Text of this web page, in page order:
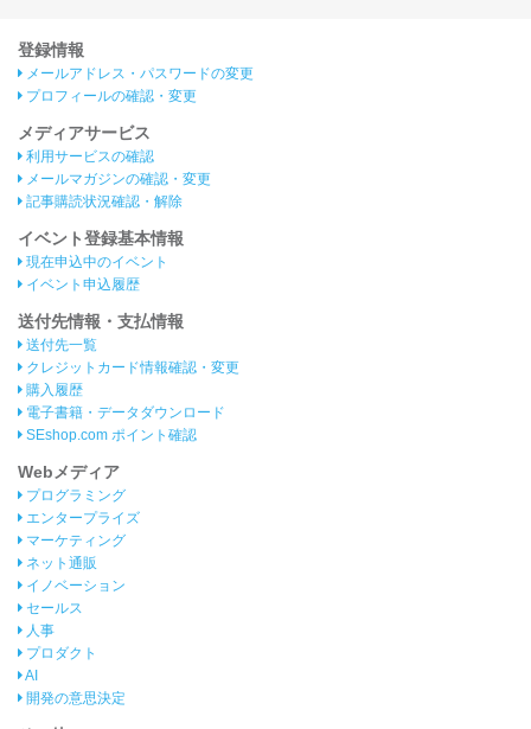
登録情報
メールアドレス・パスワードの変更
プロフィールの確認・変更
メディアサービス
利用サービスの確認
メールマガジンの確認・変更
記事購読状況確認・解除
イベント登録基本情報
現在申込中のイベント
イベント申込履歴
送付先情報・支払情報
送付先一覧
クレジットカード情報確認・変更
購入履歴
電子書籍・データダウンロード
SEshop.com ポイント確認
Webメディア
プログラミング
エンタープライズ
マーケティング
ネット通販
イノベーション
セールス
人事
プロダクト
AI
開発の意思決定